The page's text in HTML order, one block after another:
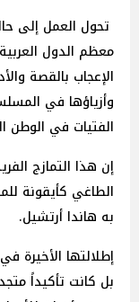
تحول العمل إلى
معظم الدول
الإعجاب بالقصة
وأزياؤها في
الفتيات في الوطن
إن هذا التمازج
الطاغي كأيقونة
به هاندا أرتشيل.
إطلالتها الأخيرة
بل كانت تأكيداً